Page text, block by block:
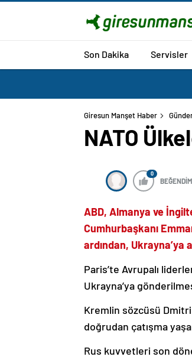
Son Dakika Servisler
Giresun Manşet Haber
NATO
0
BEĞENDİM
ABD, Almanya ve
Cumhurbaşkanı
ardından, Ukrayna’ya
Paris’te Avrupalı
Ukrayna’ya
Kremlin sözcüsü Dmitri
doğrudan çatışma
Rus kuvvetleri son